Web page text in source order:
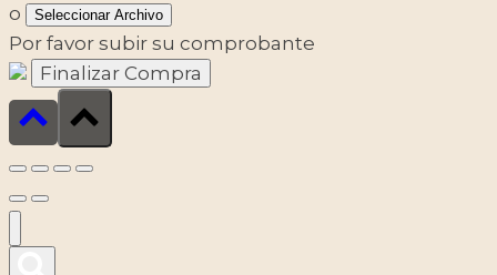
o Seleccionar Archivo
Por favor subir su comprobante